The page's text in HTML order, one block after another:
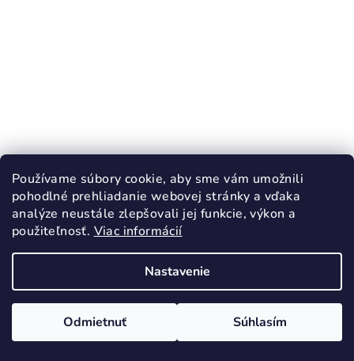
Používame súbory cookie, aby sme vám umožnili
pohodlné prehliadanie webovej stránky a vďaka
analýze neustále zlepšovali jej funkcie, výkon a
použiteľnosť. Viac informácií
Nastavenie
Odmietnuť Súhlasím
RAK celoročné topánky HEIDI
913/25